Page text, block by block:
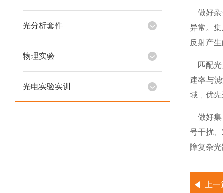
光分析套件
物理实验
光电实验实训
做好杂
异常。
反射产
匹配光
速率与
域，优
做好集
号干扰
障复杂
上